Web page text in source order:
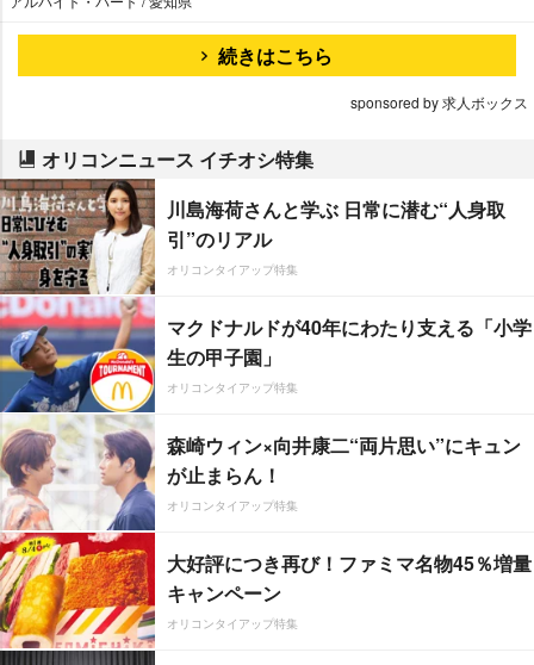
続きはこちら
sponsored by 求人ボックス
オリコンニュース イチオシ特集
川島海荷さんと学ぶ 日常に潜む“人身取
引”のリアル
オリコンタイアップ特集
マクドナルドが40年にわたり支える「小学
生の甲子園」
オリコンタイアップ特集
森崎ウィン×向井康二“両片思い”にキュン
が止まらん！
オリコンタイアップ特集
大好評につき再び！ファミマ名物45％増量
キャンペーン
オリコンタイアップ特集